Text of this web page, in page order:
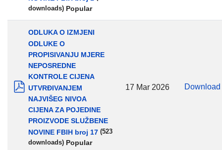
downloads) Popular
pdf
ODLUKA O IZMJENI
ODLUKE O
PROPISIVANJU MJERE
NEPOSREDNE
KONTROLE CIJENA
UTVRĐIVANJEM
NAJVIŠEG NIVOA
CIJENA ZA POJEDINE
PROIZVODE SLUŽBENE
NOVINE FBIH broj 17 (523
downloads) Popular
17 Mar 2026 Download